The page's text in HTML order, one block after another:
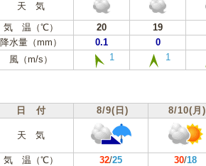
天 気
気 温（℃）
20 19
降水量（mm）
0.1 0
風（m/s）
1 1
日 付 8/9(日) 8/10(月)
天 気
気 温（℃） 32/25 30/18